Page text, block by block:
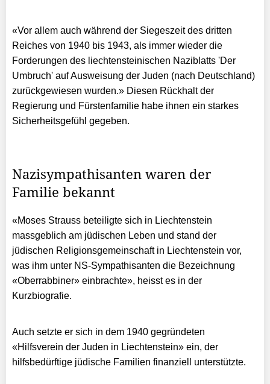
«Vor allem auch während der Siegeszeit des dritten
Reiches von 1940 bis 1943, als immer wieder die
Forderungen des liechtensteinischen Naziblatts 'Der
Umbruch' auf Ausweisung der Juden (nach Deutschland)
zurückgewiesen wurden.» Diesen Rückhalt der
Regierung und Fürstenfamilie habe ihnen ein starkes
Sicherheitsgefühl gegeben.
Nazisympathisanten waren der
Familie bekannt
«Moses Strauss beteiligte sich in Liechtenstein
massgeblich am jüdischen Leben und stand der
jüdischen Religionsgemeinschaft in Liechtenstein vor,
was ihm unter NS-Sympathisanten die Bezeichnung
«Oberrabbiner» einbrachte», heisst es in der
Kurzbiografie.
Auch setzte er sich in dem 1940 gegründeten
«Hilfsverein der Juden in Liechtenstein» ein, der
hilfsbedürftige jüdische Familien finanziell unterstützte.